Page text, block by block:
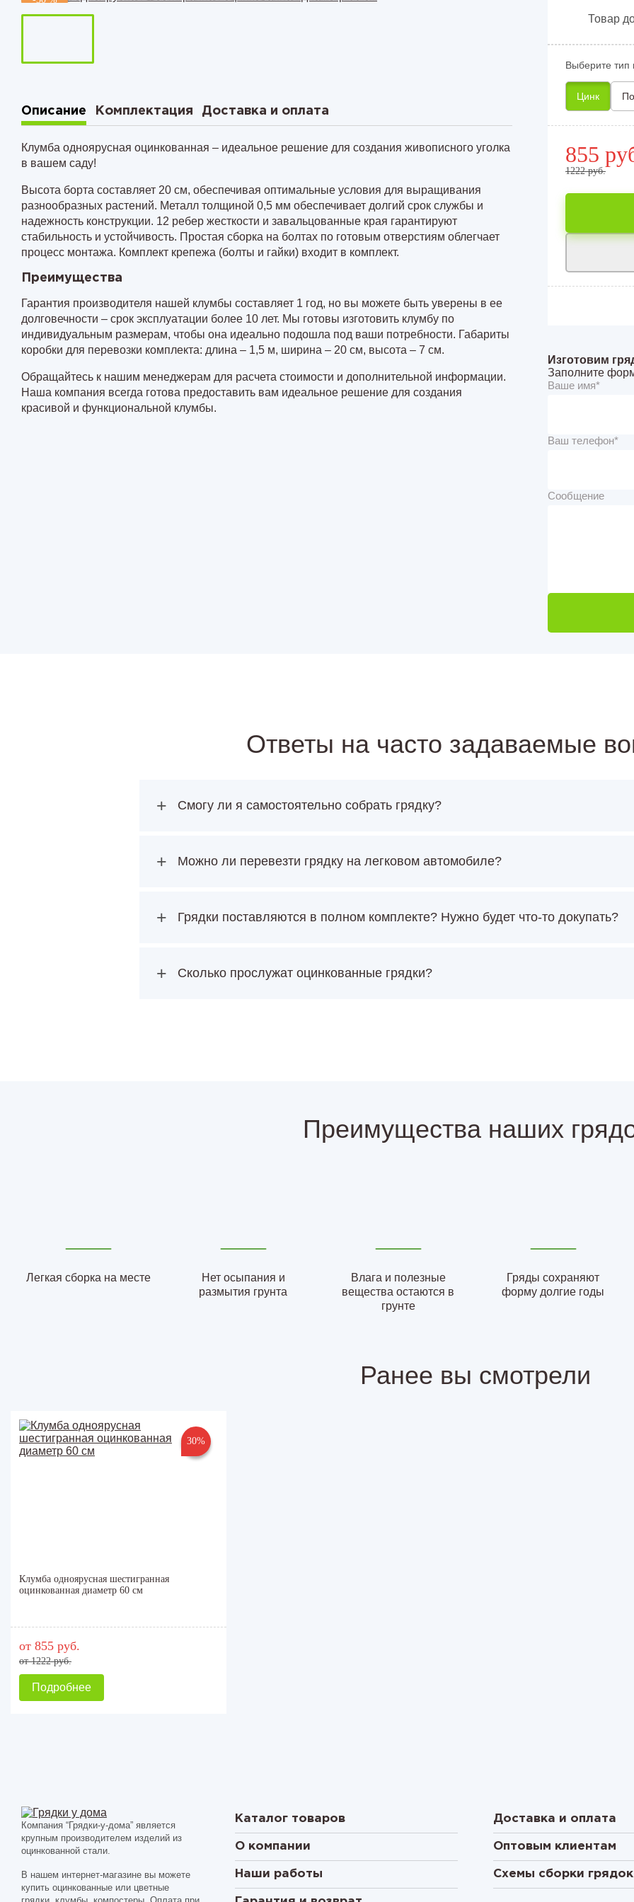
см
Описание Комплектация Доставка и оплата
Клумба одноярусная оцинкованная – идеальное решение для создания живописного уголка
в вашем саду!
Высота борта составляет 20 см, обеспечивая оптимальные условия для выращивания
разнообразных растений. Металл толщиной 0,5 мм обеспечивает долгий срок службы и
надежность конструкции. 12 ребер жесткости и завальцованные края гарантируют
стабильность и устойчивость. Простая сборка на болтах по готовым отверстиям облегчает
процесс монтажа. Комплект крепежа (болты и гайки) входит в комплект.
Преимущества
Гарантия производителя нашей клумбы составляет 1 год, но вы можете быть уверены в ее
долговечности – срок эксплуатации более 10 лет. Мы готовы изготовить клумбу по
индивидуальным размерам, чтобы она идеально подошла под ваши потребности. Габариты
коробки для перевозки комплекта: длина – 1,5 м, ширина – 20 см, высота – 7 см.
Обращайтесь к нашим менеджерам для расчета стоимости и дополнительной информации.
Наша компания всегда готова предоставить вам идеальное решение для создания
красивой и функциональной клумбы.
Товар
Выберите тип
Цинк
855
1222 руб.
Изготовим
Заполните
Ваше имя*
Ваш телефон*
Сообщение
Ответы на часто задаваемые
+ Смогу ли я самостоятельно собрать грядку?
+ Можно ли перевезти грядку на легковом автомобиле?
+ Грядки поставляются в полном комплекте? Нужно будет что-то докупать?
+ Сколько прослужат оцинкованные грядки?
Преимущества наших
Легкая сборка на месте
Нет осыпания и
размытия грунта
Влага и полезные
вещества остаются в
грунте
Гряды сохраняют
форму долгие годы
Ранее вы смотрели
30%
Клумба одноярусная шестигранная
оцинкованная диаметр 60 см
от 855 руб.
от 1222 руб.
Подробнее
Компания “Грядки-у-дома” является
крупным производителем изделий из
оцинкованной стали.
В нашем интернет-магазине вы можете
купить оцинкованные или цветные
Каталог товаров Доставка и оплата
О компании Оптовым клиентам
Наши работы Схемы сборки грядок